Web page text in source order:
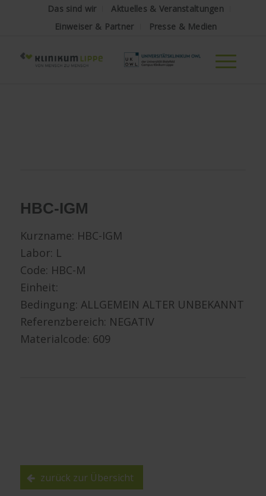
Das sind wir
Aktuelles & Veranstaltungen
Einweiser & Partner
Presse & Medien
HBC-IGM
Kurzname: HBC-IGM
Labor: L
Code: HBC-M
Einheit:
Bedingung: ALLGEMEIN ALTER UNBEKANNT
Referenzbereich: NEGATIV
Materialcode: 609
zurück zur Übersicht